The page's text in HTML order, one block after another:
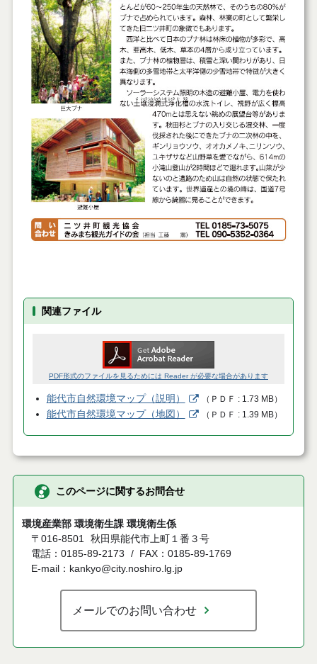
関連ファイル
PDF形式のファイルを見るためには Reader が必要な場合があります
能代市自然環境マップ（説明） （ ＰＤＦ 1.73 MB）
能代市自然環境マップ（地図） （ ＰＤＦ 1.39 MB）
このページに関するお問合せ
環境産業部 環境衛生課 環境衛生係
〒016-8501 秋田県能代市上町１番３号
電話：0185-89-2173
FAX：0185-89-1769
E-mail：kankyo@city.noshiro.lg.jp
メールでのお問い合わせ